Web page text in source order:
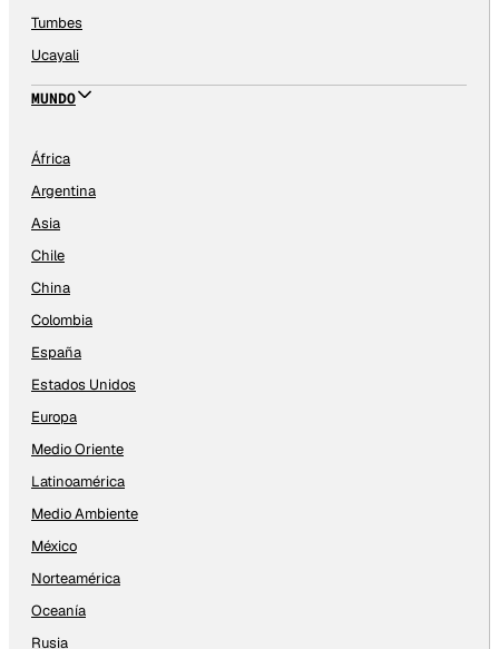
Tumbes
Ucayali
MUNDO
África
Argentina
Asia
Chile
China
Colombia
España
Estados Unidos
Europa
Medio Oriente
Latinoamérica
Medio Ambiente
México
Norteamérica
Oceanía
Rusia